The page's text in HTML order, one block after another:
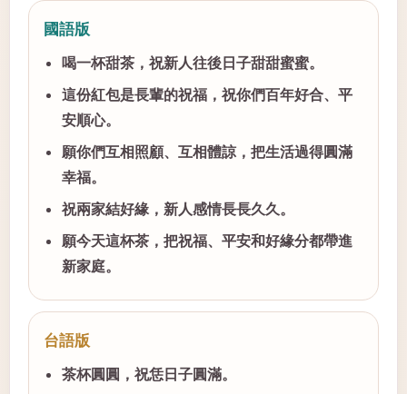
國語版
喝一杯甜茶，祝新人往後日子甜甜蜜蜜。
這份紅包是長輩的祝福，祝你們百年好合、平
安順心。
願你們互相照顧、互相體諒，把生活過得圓滿
幸福。
祝兩家結好緣，新人感情長長久久。
願今天這杯茶，把祝福、平安和好緣分都帶進
新家庭。
台語版
茶杯圓圓，祝恁日子圓滿。